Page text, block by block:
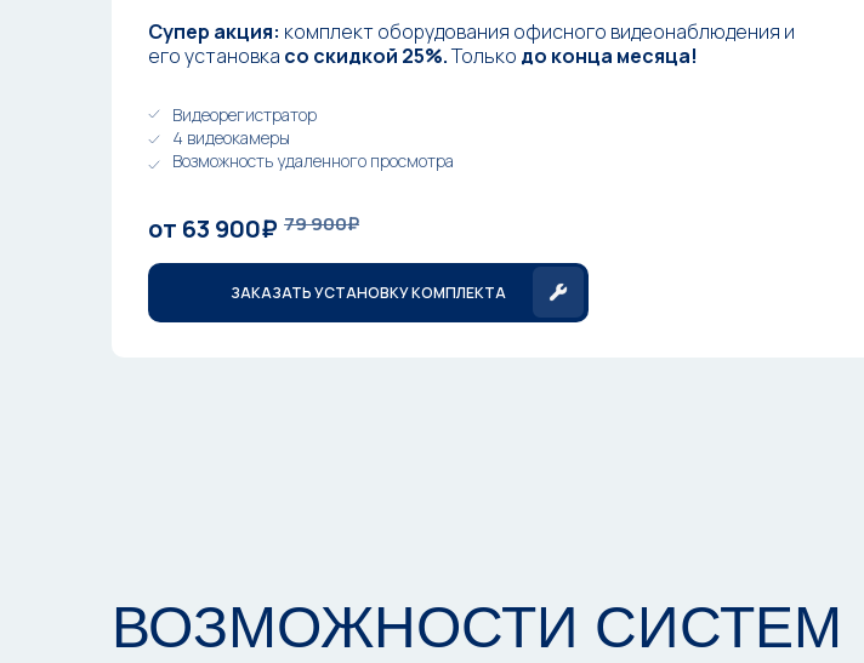
Супер акция: комплект оборудования офисного видеонаблюдения и
его установка со скидкой 25%.Только до конца месяца!
ЗАКАЗАТЬ УСТАНОВКУ КОМПЛЕКТА
Видеорегистратор
4 видеокамеры
Возможность удаленного просмотра
от 63 900₽ 79 900₽
ВОЗМОЖНОСТИ СИСТЕМ